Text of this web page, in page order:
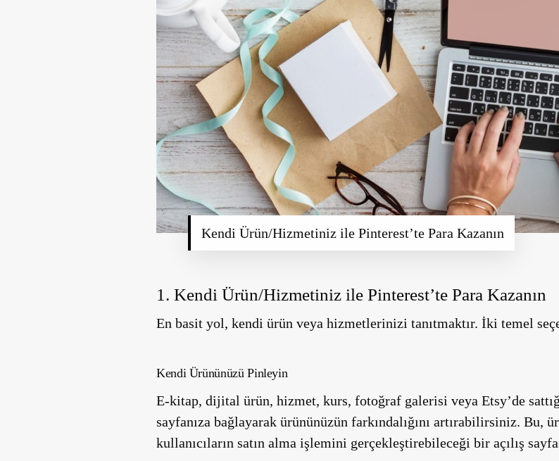
Kendi Ürün/Hizmetiniz ile Pinterest’te Para Kazanın
1. Kendi Ürün/Hizmetiniz ile Pinterest’te Para Kazanın
En basit yol, kendi ürün veya hizmetlerinizi tanıtmaktır. İki temel
Kendi Ürününüzü Pinleyin
E-kitap, dijital ürün, hizmet, kurs, fotoğraf galerisi veya Etsy’de
sayfanıza bağlayarak ürününüzün farkındalığını artırabilirsiniz. Bu,
kullanıcıların satın alma işlemini gerçekleştirebileceği bir açılış